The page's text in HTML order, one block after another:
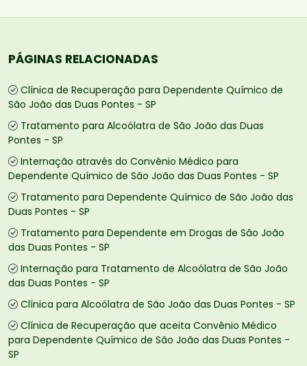
PÁGINAS RELACIONADAS
Clínica de Recuperação para Dependente Químico de
São João das Duas Pontes - SP
Tratamento para Alcoólatra de São João das Duas
Pontes - SP
Internação através do Convênio Médico para
Dependente Químico de São João das Duas Pontes - SP
Tratamento para Dependente Químico de São João das
Duas Pontes - SP
Tratamento para Dependente em Drogas de São João
das Duas Pontes - SP
Internação para Tratamento de Alcoólatra de São João
das Duas Pontes - SP
Clínica para Alcoólatra de São João das Duas Pontes - SP
Clínica de Recuperação que aceita Convênio Médico
para Dependente Químico de São João das Duas Pontes -
SP